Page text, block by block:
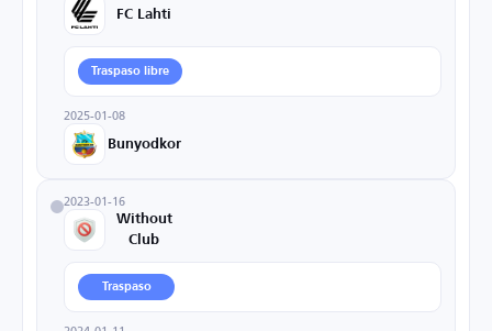
FC Lahti
Traspaso libre
2025-01-08
Bunyodkor
2023-01-16
Without
Club
Traspaso